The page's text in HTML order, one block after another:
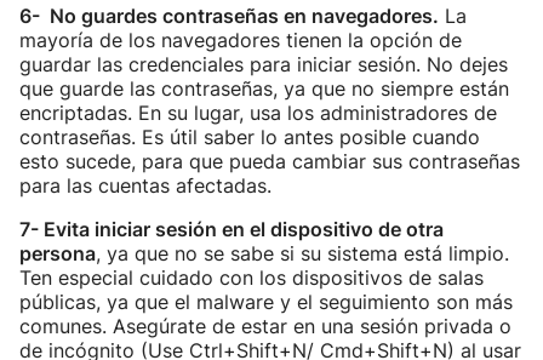
6- No guardes contraseñas en navegadores. La
mayoría de los navegadores tienen la opción de
guardar las credenciales para iniciar sesión. No dejes
que guarde las contraseñas, ya que no siempre están
encriptadas. En su lugar, usa los administradores de
contraseñas. Es útil saber lo antes posible cuando
esto sucede, para que pueda cambiar sus contraseñas
para las cuentas afectadas.
7- Evita iniciar sesión en el dispositivo de otra
persona, ya que no se sabe si su sistema está limpio.
Ten especial cuidado con los dispositivos de salas
públicas, ya que el malware y el seguimiento son más
comunes. Asegúrate de estar en una sesión privada o
de incógnito (Use Ctrl+Shift+N/ Cmd+Shift+N) al usar